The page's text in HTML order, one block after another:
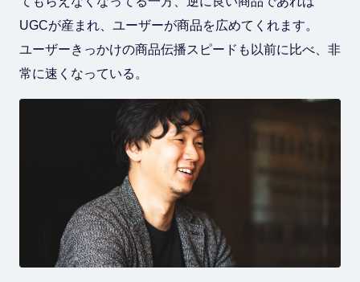
UGCが産まれ、ユーザーが商品を広めてくれます。
ユーザーきっかけの商品伝播スピードも以前に比べ、非
常に速くなっている。